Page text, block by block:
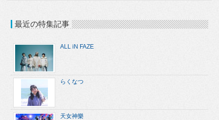
最近の特集記事
ALL iN FAZE
らくなつ
天女神樂